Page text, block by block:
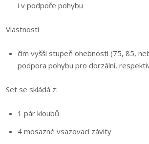
i v podpoře pohybu
Vlastnosti
čím vyšší stupeň ohebnosti (75, 85,
podpora pohybu pro dorzální,
Set se skládá z:
1 pár kloubů
4 mosazné vsazovací závity